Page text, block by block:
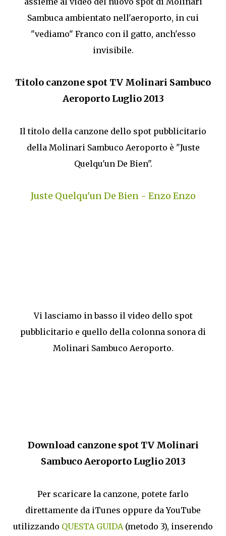
Sambuca ambientato nell'aeroporto, in cui
"vediamo" Franco con il gatto, anch'esso
invisibile.
Titolo canzone spot TV Molinari Sambuco
Aeroporto Luglio 2013
Il titolo della canzone dello spot pubblicitario
della Molinari Sambuco Aeroporto è "Juste
Quelqu'un De Bien".
Juste Quelqu'un De Bien - Enzo Enzo
Vi lasciamo in basso il video dello spot
pubblicitario e quello della colonna sonora di
Molinari Sambuco Aeroporto.
Download canzone spot TV Molinari
Sambuco Aeroporto Luglio 2013
Per scaricare la canzone, potete farlo
direttamente da iTunes oppure da YouTube
utilizzando QUESTA GUIDA (metodo 3), inserendo